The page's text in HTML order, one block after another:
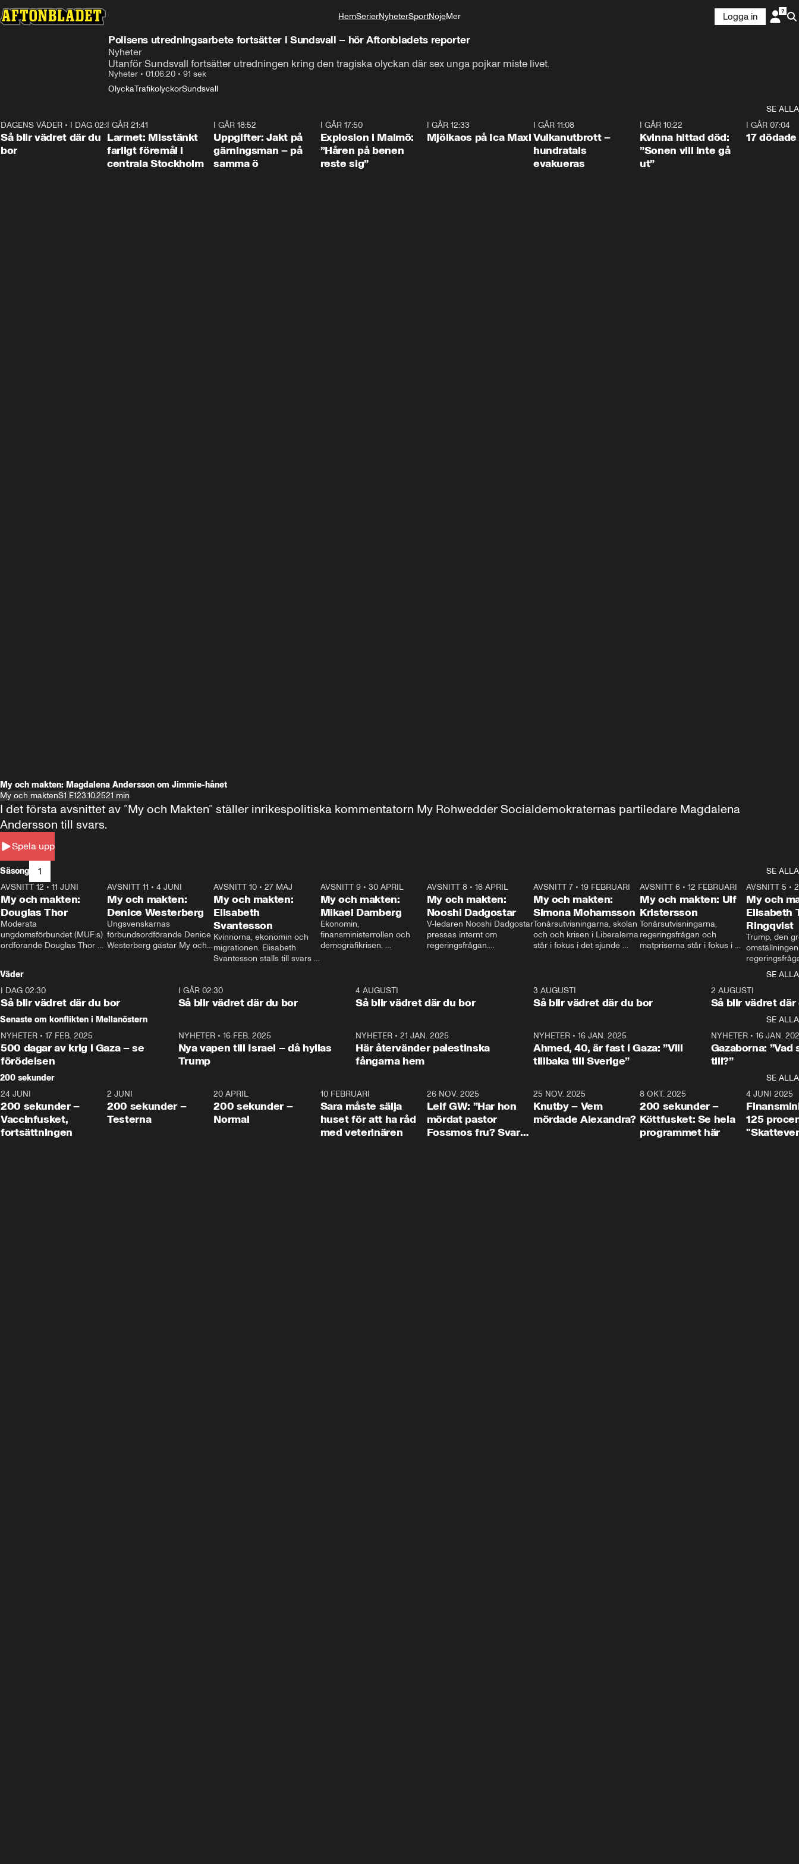
HemSerierNyheterSportNöjeMer
Livsstil
Logga in
Polisens utredningsarbete fortsätter i Sundsvall – hör Aftonbladets reporter
Nyheter
Utanför Sundsvall fortsätter utredningen kring den tragiska olyckan där sex unga pojkar miste livet.
Nyheter • 01.06.20 • 91 sek
OlyckaTrafikolyckorSundsvall
SE ALLA
1:06
DAGENS VÄDER • I DAG 02:30
Så blir vädret där du
bor
I GÅR 21:41
Larmet: Misstänkt
farligt föremål i
centrala Stockholm
I GÅR 18:52
Uppgifter: Jakt på
gärningsman – på
samma ö
I GÅR 17:50
Explosion i Malmö:
”Håren på benen
reste sig”
I GÅR 12:33
Mjölkaos på Ica Maxi
I GÅR 11:08
Vulkanutbrott –
hundratals
evakueras
I GÅR 10:22
Kvinna hittad död:
”Sonen vill inte gå
ut”
I GÅR 07:04
17
My och makten: Magdalena Andersson om Jimmie-hånet
My och maktenS1 E123.10.2521 min
Spela upp
I det första avsnittet av ”My och Makten” ställer inrikespolitiska kommentatorn My Rohwedder Socialdemokraternas partiledare Magdalena
Andersson till svars.
Säsong 1
SE ALLA
26:27
AVSNITT 12 • 11 JUNI
My och makten:
Douglas Thor
Moderata
ungdomsförbundet (MUF:s)
ordförande Douglas Thor
tonårsutvisningarna och hur
Moderaterna ska locka
väljare till valet i höst.
23:40
AVSNITT 11 •4 JUNI
My och makten:
Denice Westerberg
Ungsvenskarnas
förbundsordförande Denice
Westerberg gästar My och
AVSNITT 10 •27 MAJ
My och makten:
Elisabeth
Svantesson
Kvinnorna, ekonomin och
migrationen. Elisabeth
Svantesson ställs till svars
AVSNITT 9• 30 APRIL
My och makten:
Mikael Damberg
Ekonomin,
finansministerrollen och
demografikrisen.
och Makten.
AVSNITT 8• 16 APRIL
My och makten:
Nooshi Dadgostar
V-ledaren Nooshi Dadgostar
pressas internt om
regeringsfrågan.
– Vi ställer upp i val. Ska vi
vara med så sitter vi förstås
24:30
AVSNITT 7• 19 FEBRUARI
My och makten:
Simona Mohamsson
Tonårsutvisningarna, skolan
och och krisen i Liberalerna
står i fokus i det sjunde
kommentator My
Rohwedder ställer
utbildnings- och
Mohamsson till svars.
27:30
AVSNITT 6 •12 FEBRUARI
My och makten: Ulf
Kristersson
Tonårsutvisningarna,
regeringsfrågan och
matpriserna står i fokus i
Rohwedder ställer
statsminister Ulf Kristersson
AVSNITT 5 •
My och
Elisabeth
Ringqvist
Trump, den
centrum i
avsnittet av
Makten”. Se
Aftonbladets
Rohwedder
Thand Ring
Väder
SE ALLA
I DAG 02:30
Så blir vädret där du bor
1:06
I GÅR 02:30
Så blir vädret där du bor
4 AUGUSTI
Så blir vädret där du bor
3 AUGUSTI
Så blir vädret där du bor
2 AUGUSTI
Så blir vädret där
Senaste om konflikten i Mellanöstern
SE ALLA
NYHETER • 17 FEB. 2025
500 dagar av krig i Gaza – se
förödelsen
NYHETER• 16 FEB. 2025
Nya vapen till Israel – då hyllas
Trump
NYHETER •21 JAN. 2025
Här återvänder palestinska
fångarna hem
NYHETER• 16 JAN. 2025
Ahmed, 40, är fast i Gaza: ”Vill
tillbaka till Sverige”
NYHETER• 16 JAN.
Gazaborna:
till?”
200 sekunder
SE ALLA
5:00
24 JUNI
200 sekunder –
Vaccinfusket,
fortsättningen
4:23
2 JUNI
200 sekunder –
Testerna
20 APRIL
200 sekunder –
Normal
10 FEBRUARI
Sara måste sälja
huset för att ha råd
med veterinären
26 NOV. 2025
Leif GW: ”Har hon
mördat pastor
Fossmos fru? Svar
31:05
25 NOV. 2025
Knutby – Vem
mördade Alexandra?
4:29
8 OKT. 2025
200 sekunder –
Köttfusket: Se hela
programmet här
4 JUNI 2025
125